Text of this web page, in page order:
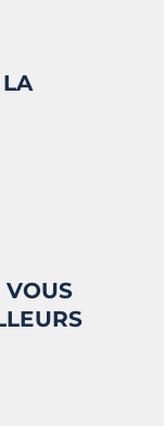
VOUS